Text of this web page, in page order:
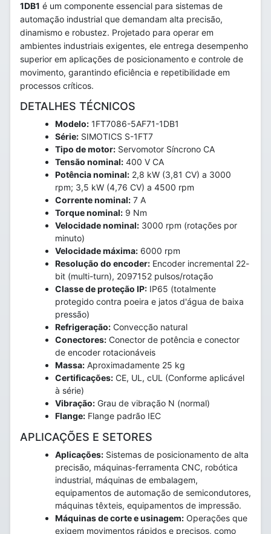
1DB1 é um componente essencial para sistemas de
automação industrial que demandam alta precisão,
dinamismo e robustez. Projetado para operar em
ambientes industriais exigentes, ele entrega desempenho
superior em aplicações de posicionamento e controle de
movimento, garantindo eficiência e repetibilidade em
processos críticos.
DETALHES TÉCNICOS
Modelo: 1FT7086-5AF71-1DB1
Série: SIMOTICS S-1FT7
Tipo de motor: Servomotor Síncrono CA
Tensão nominal: 400 V CA
Potência nominal: 2,8 kW (3,81 CV) a 3000
rpm; 3,5 kW (4,76 CV) a 4500 rpm
Corrente nominal: 7 A
Torque nominal: 9 Nm
Velocidade nominal: 3000 rpm (rotações por
minuto)
Velocidade máxima: 6000 rpm
Resolução do encoder: Encoder incremental 22-
bit (multi-turn), 2097152 pulsos/rotação
Classe de proteção IP: IP65 (totalmente
protegido contra poeira e jatos d'água de baixa
pressão)
Refrigeração: Convecção natural
Conectores: Conector de potência e conector
de encoder rotacionáveis
Massa: Aproximadamente 25 kg
Certificações: CE, UL, cUL (Conforme aplicável
à série)
Vibração: Grau de vibração N (normal)
Flange: Flange padrão IEC
APLICAÇÕES E SETORES
Aplicações: Sistemas de posicionamento de alta
precisão, máquinas-ferramenta CNC, robótica
industrial, máquinas de embalagem,
equipamentos de automação de semicondutores,
máquinas têxteis, equipamentos de impressão.
Máquinas de corte e usinagem: Operações que
exigem movimentos rápidos e precisos, como